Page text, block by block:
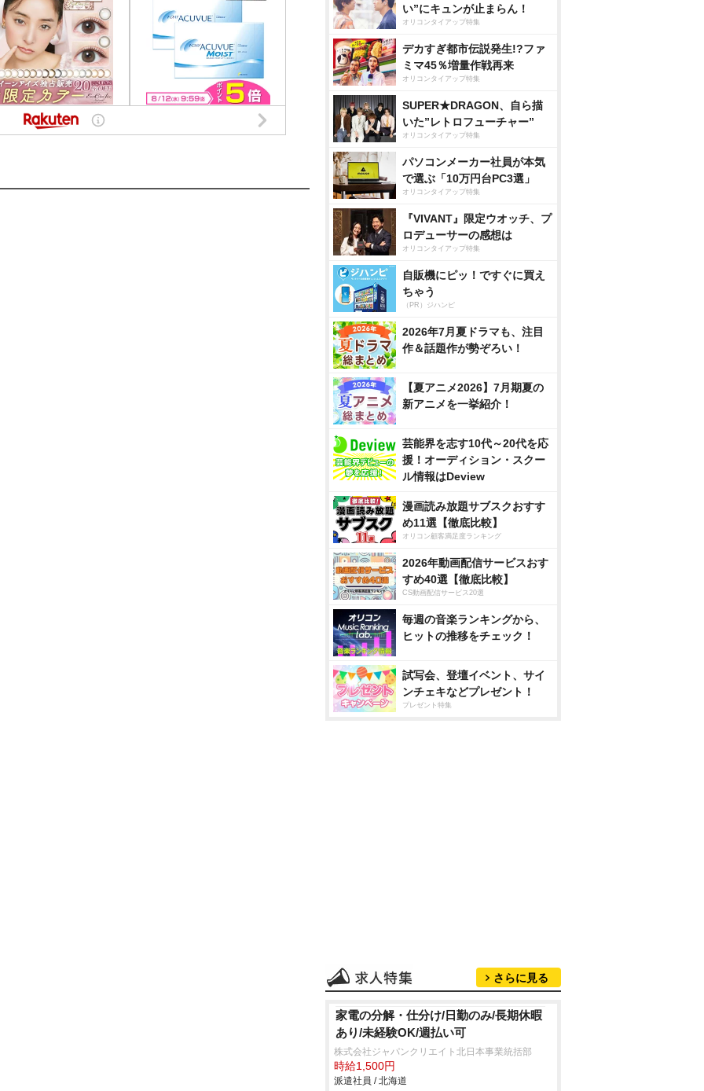
い”にキュンが止まらん！
オリコンタイアップ特集
デカすぎ都市伝説発生!?ファ
ミマ45％増量作戦再来
オリコンタイアップ特集
SUPER★DRAGON、自ら描
いた”レトロフューチャー”
オリコンタイアップ特集
パソコンメーカー社員が本気
で選ぶ「10万円台PC3選」
オリコンタイアップ特集
『VIVANT』限定ウオッチ、プ
ロデューサーの感想は
オリコンタイアップ特集
自販機にピッ！ですぐに買え
ちゃう
（PR）ジハンピ
2026年7月夏ドラマも、注目
作＆話題作が勢ぞろい！
【夏アニメ2026】7月期夏の
新アニメを一挙紹介！
芸能界を志す10代～20代を応
援！オーディション・スクー
ル情報はDeview
漫画読み放題サブスクおすす
め11選【徹底比較】
オリコン顧客満足度ランキング
2026年動画配信サービスおす
すめ40選【徹底比較】
CS動画配信サービス20選
毎週の音楽ランキングから、
ヒットの推移をチェック！
試写会、登壇イベント、サイ
ンチェキなどプレゼント！
プレゼント特集
さらに見る
家電の分解・仕分け/日勤のみ/長期休暇
あり/未経験OK/週払い可
株式会社ジャパンクリエイト北日本事業統括部
時給1,500円
派遣社員 / 北海道